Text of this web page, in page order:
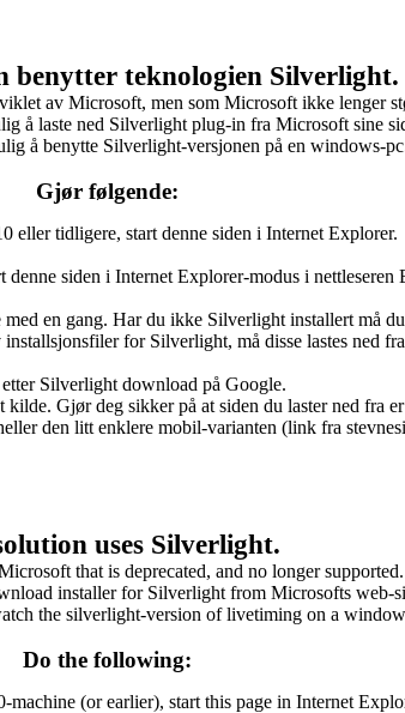
benytter teknologien Silverlight.
av Microsoft, men som Microsoft ikke lenger
å laste ned Silverlight plug-in fra Microsoft sine
å benytte Silverlight-versjonen på en windows-
Gjør følgende:
eller tidligere, start denne siden i Internet Explorer.
siden i Internet Explorer-modus i nettleseren
en gang. Har du ikke Silverlight installert må
for Silverlight, må disse lastes ned
Silverlight download på Google.
Gjør deg sikker på at siden du laster ned fra
den litt enklere mobil-varianten (link fra
uses Silverlight.
that is deprecated, and no longer supported.
installer for Silverlight from Microsofts web-
the silverlight-version of livetiming on a
Do the following:
(or earlier), start this page in Internet